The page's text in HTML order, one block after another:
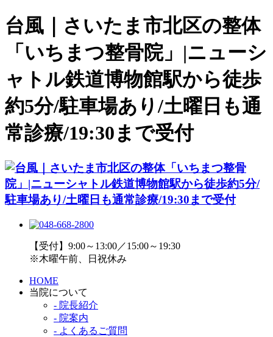
台風｜さいたま市北区の整体
「いちまつ整骨院」|ニューシ
ャトル鉄道博物館駅から徒歩
約5分/駐車場あり/土曜日も通
常診療/19:30まで受付
【受付】9:00～13:00／15:00～19:30
※木曜午前、日祝休み
HOME
当院について
- 院長紹介
- 院案内
- よくあるご質問